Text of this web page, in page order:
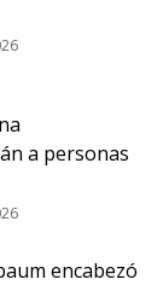
a personas
encabezó